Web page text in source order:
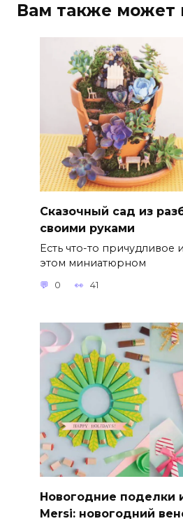
Вам также может
Сказочный сад из
своими руками
Есть что-то причудливое
этом миниатюрном
0 41
Новогодние поделки
Mersi: новогодний